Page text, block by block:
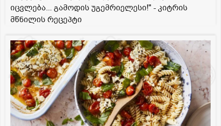
იცვლება... გამოდის უგემრიელესი!" - კიტრის
მწნილის რეცეპტი